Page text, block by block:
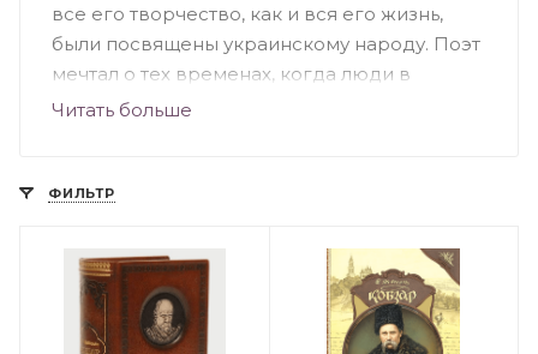
все его творчество, как и вся его жизнь,
были посвящены украинскому народу. Поэт
мечтал о тех временах, когда люди в
Украине будут жить счастливо, будет
суверенным государством. За годы своей
прозаических и поэтических произведений,
которые стали настоящим наследием
украинской литературы.
Читать больше
ФИЛЬТР